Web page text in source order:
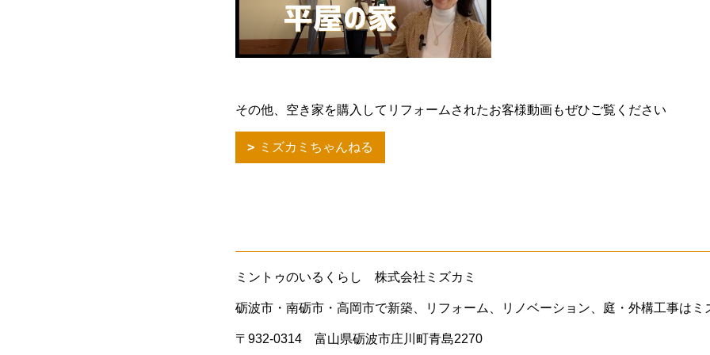
その他、空き家を購入してリフォームされたお客様動画もぜひご覧ください
ミズカミちゃんねる
ミントゥのいるくらし 株式会社ミズカミ
砺波市・南砺市・高岡市で新築、リフォーム、リノベーション、庭・外構工事はミ
〒932-0314 富山県砺波市庄川町青島2270